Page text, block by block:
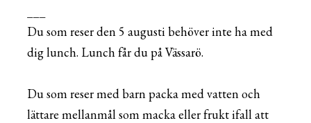
Du som reser den 5 augusti behöver inte ha med
dig lunch. Lunch får du på Vässarö.
Du som reser med barn packa med vatten och
lättare mellanmål som macka eller frukt ifall att